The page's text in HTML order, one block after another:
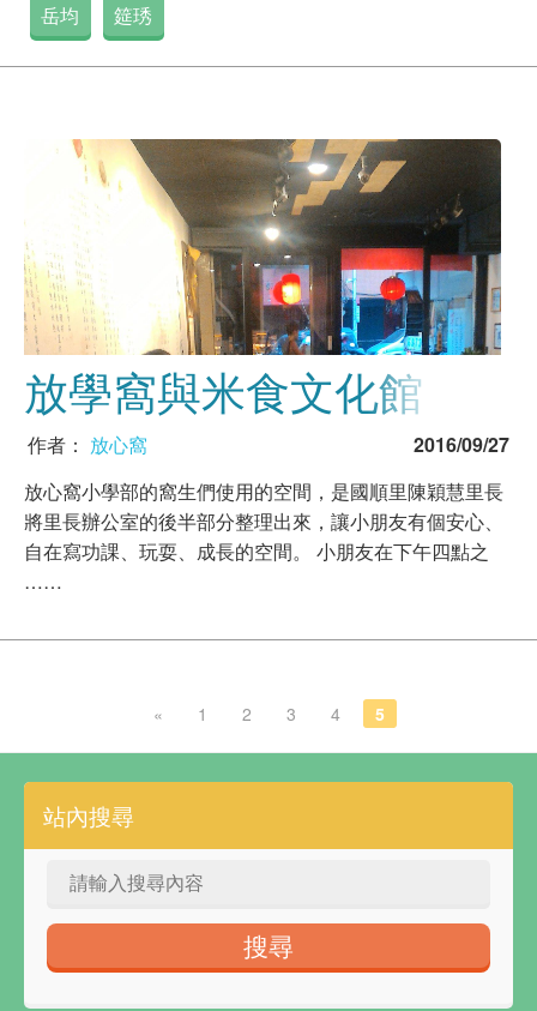
岳均 筵琇
放學窩與米食文化館
作者： 放心窩
2016/09/27
放心窩小學部的窩生們使用的空間，是國順里陳穎慧里長
將里長辦公室的後半部分整理出來，讓小朋友有個安心、
自在寫功課、玩耍、成長的空間。 小朋友在下午四點之
……
« 1 2 3 4 5
站內搜尋